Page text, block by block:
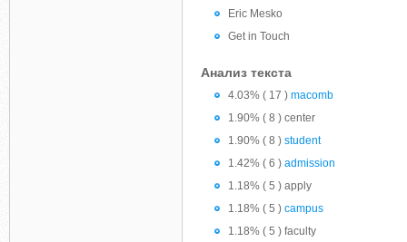
Eric Mesko
Get in Touch
Анализ текста
4.03% ( 17 ) macomb
1.90% ( 8 ) center
1.90% ( 8 ) student
1.42% ( 6 ) admission
1.18% ( 5 ) apply
1.18% ( 5 ) campus
1.18% ( 5 ) faculty